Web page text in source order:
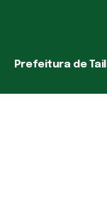
Prefeitura de